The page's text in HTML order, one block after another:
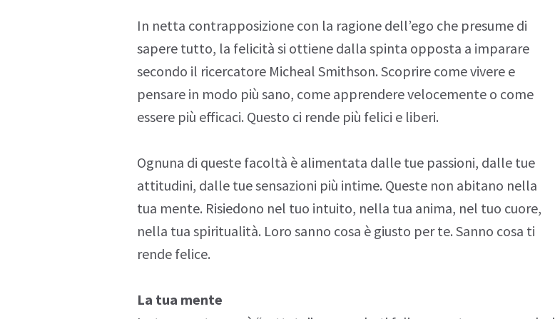
In netta contrapposizione con la ragione dell’ego che presume di
sapere tutto, la felicità si ottiene dalla spinta opposta a imparare
secondo il ricercatore Micheal Smithson. Scoprire come vivere e
pensare in modo più sano, come apprendere velocemente o come
essere più efficaci. Questo ci rende più felici e liberi.
Ognuna di queste facoltà è alimentata dalle tue passioni, dalle tue
attitudini, dalle tue sensazioni più intime. Queste non abitano nella
tua mente. Risiedono nel tuo intuito, nella tua anima, nel tuo cuore,
nella tua spiritualità. Loro sanno cosa è giusto per te. Sanno cosa ti
rende felice.
La tua mente